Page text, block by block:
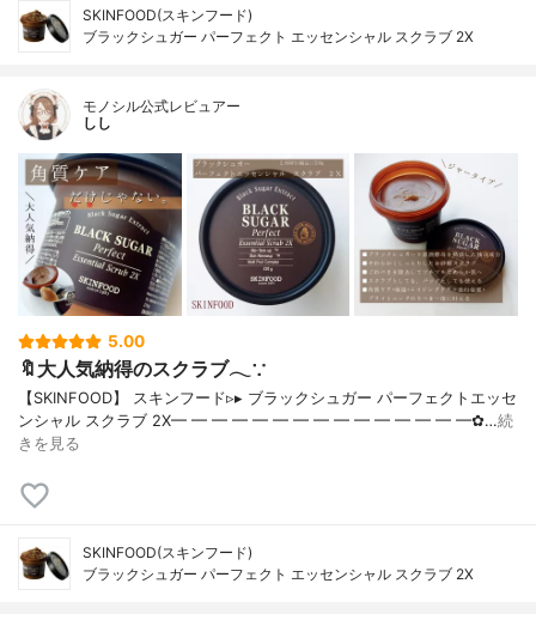
SKINFOOD(スキンフード)
ブラックシュガー パーフェクト エッセンシャル スクラブ 2X
モノシル公式レビュアー
しし
5.00
🔖大人気納得のスクラブ𓂃∵
【SKINFOOD】 スキンフード▹▸ ブラックシュガー パーフェクトエッセ
ンシャル スクラブ 2X━ ━ ━ ━ ━ ━ ━ ━ ━ ━ ━ ━ ━ ━ ━✿…続
きを見る
SKINFOOD(スキンフード)
ブラックシュガー パーフェクト エッセンシャル スクラブ 2X